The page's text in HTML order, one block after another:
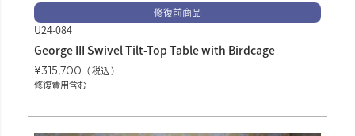
修復前商品
U24-084
George III Swivel Tilt-Top Table with Birdcage
¥315,700
税込
修復費用含む